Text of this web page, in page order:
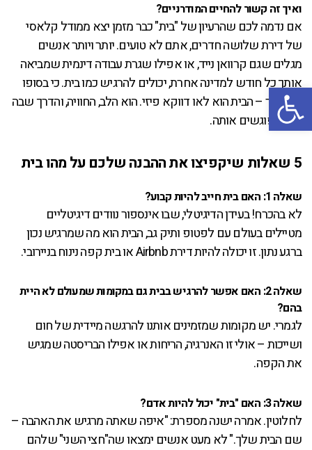
ואיך זה קשור להחיים המודרניים?
אם נדמה לכם שהרעיון של "בית" כבר מזמן יצא ממודל קלאסי
של דירת שלושה חדרים, אתם לא טועים. יותר ויותר אנשים
מגלים שגם קרוואן נייד, או אפילו שגרת עבודה דינמית שמביאה
אותך כל חודש למדינה אחרת, יכולים להרגיש כמו בית. כי בסופו
של דבר – הבית הוא לאו דווקא פיזי. הוא הלב, החוויה, והדרך שבה
אנחנו פוגשים אותה.
5 שאלות שיקפיצו את ההבנה שלכם על מהו בית
שאלה 1: האם בית חייב להיות קבוע?
לא בהכרח! בעידן הדיגיטלי, שבו אינספור נוודים דיגיטליים
מטיילים בעולם עם לפטופ ותיק גב, הבית הוא מה שמרגיש נכון
ברגע נתון. זו יכולה להיות דירת Airbnb או בית קפה נינוח בניירובי.
שאלה 2: האם אפשר להרגיש בבית גם במקומות שמעולם לא היית
בהם?
לגמרי. יש מקומות שמזמינים אותנו להרגשה מיידית של חום
ושייכות – אולי זו האנרגיה, הריחות או אפילו הבריסטה שמגיש
את הקפה.
שאלה 3: האם "בית" יכול להיות אדם?
לחלוטין. אמרה ישנה מספרת: "איפה שאתה מרגיש את האהבה –
שם הבית שלך." לא מעט אנשים ימצאו שה"חצי השני" שלהם
פתח סרגל נגישות